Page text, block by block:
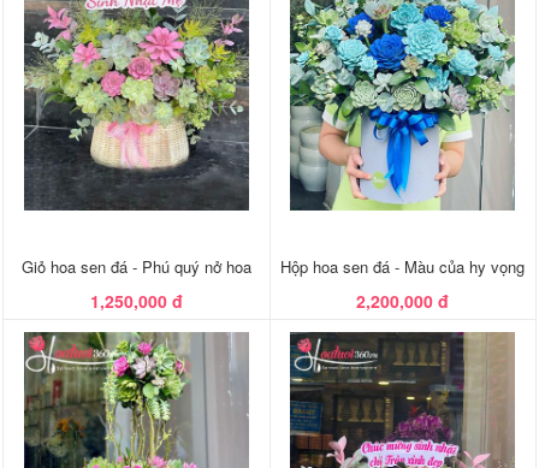
Giỏ hoa sen đá - Phú quý nở hoa
1,250,000 đ
Hộp hoa sen đá - Màu của hy vọng
2,200,000 đ